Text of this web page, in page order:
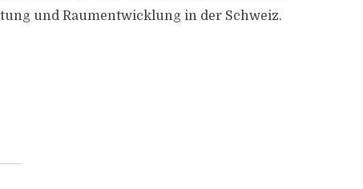
und Raumentwicklung in der Schweiz.